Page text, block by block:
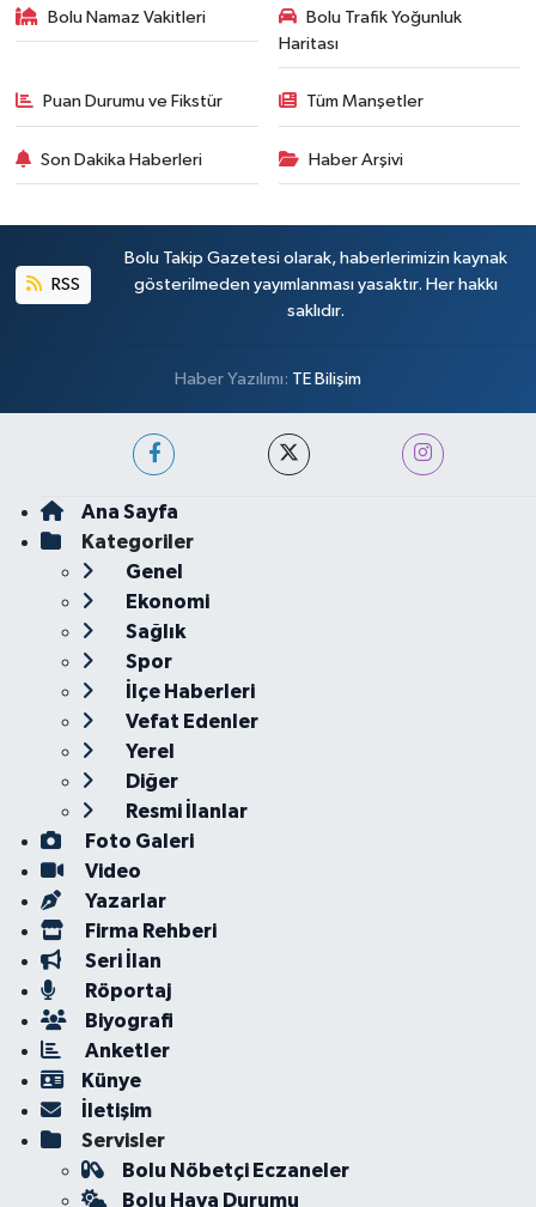
Bolu Namaz Vakitleri
Bolu Trafik Yoğunluk
Haritası
Puan Durumu ve Fikstür Tüm Manşetler
Son Dakika Haberleri Haber Arşivi
RSS
Bolu Takip Gazetesi olarak, haberlerimizin kaynak
gösterilmeden yayımlanması yasaktır. Her hakkı
saklıdır.
Haber Yazılımı: TE Bilişim
Ana Sayfa
Kategoriler
Genel
Ekonomi
Sağlık
Spor
İlçe Haberleri
Vefat Edenler
Yerel
Diğer
Resmi İlanlar
Foto Galeri
Video
Yazarlar
Firma Rehberi
Seri İlan
Röportaj
Biyografi
Anketler
Künye
İletişim
Servisler
Bolu Nöbetçi Eczaneler
Bolu Hava Durumu